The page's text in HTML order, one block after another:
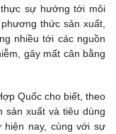
sự hướng tới môi
thức sản xuất,
nhiều tới các nguồn
gây mất cân bằng
Quốc cho biết, theo
sản xuất và tiêu dùng
hiện nay, cùng với sự